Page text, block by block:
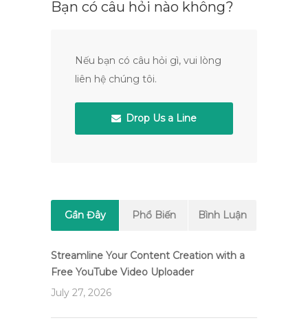
Bạn có câu hỏi nào không?
Nếu bạn có câu hỏi gì, vui lòng
liên hệ chúng tôi.
Drop Us a Line
Gần Đây Phổ Biến Bình Luận
Streamline Your Content Creation with a
Free YouTube Video Uploader
July 27, 2026